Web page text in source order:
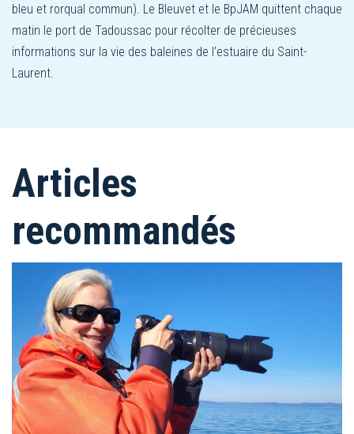
bleu et rorqual commun). Le Bleuvet et le BpJAM quittent chaque
matin le port de Tadoussac pour récolter de précieuses
informations sur la vie des baleines de l’estuaire du Saint-
Laurent.
Articles
recommandés